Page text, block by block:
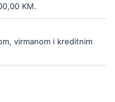
KM.
virmanom i kreditnim